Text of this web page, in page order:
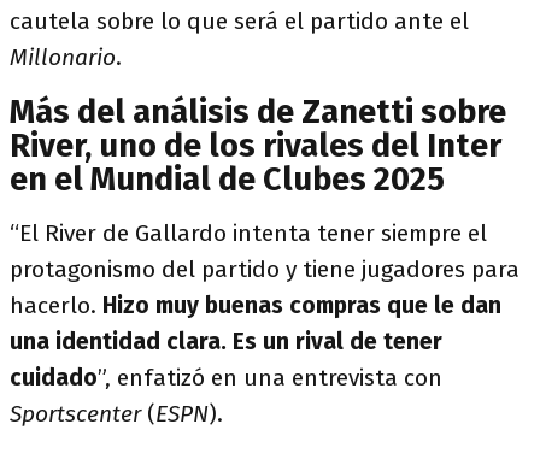
cautela sobre lo que será el partido ante el
Millonario.
Más del análisis de Zanetti sobre
River, uno de los rivales del Inter
en el Mundial de Clubes 2025
“El River de Gallardo intenta tener siempre el
protagonismo del partido y tiene jugadores para
hacerlo. Hizo muy buenas compras que le dan
una identidad clara. Es un rival de tener
cuidado”, enfatizó en una entrevista con
Sportscenter(ESPN).